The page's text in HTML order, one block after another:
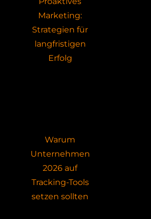
Marketing:
Strategien für
langfristigen
Erfolg
Warum
Unternehmen
2026 auf
Tracking-Tools
setzen sollten